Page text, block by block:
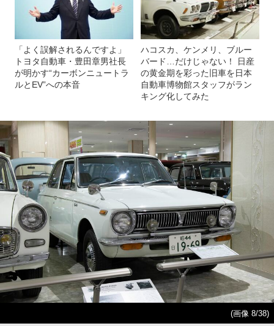
「よく誤解されるんですよ」
トヨタ自動車・豊田章男社長
が明かす“カーボンニュートラ
ルとEV”への本音
ハコスカ、ケンメリ、ブルー
バード…だけじゃない！ 日産
の黄金期を彩った旧車を日本
自動車博物館スタッフがラン
キング化してみた
(画像 8/38)